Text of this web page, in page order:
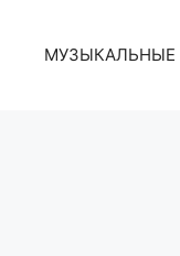
МУЗЫКАЛЬНЫЕ